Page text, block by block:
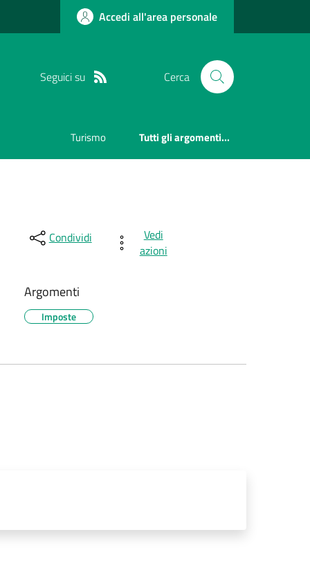
Accedi all'area personale
Seguici su Cerca
Turismo Tutti gli argomenti...
Condividi
Vedi
azioni
Argomenti
Imposte